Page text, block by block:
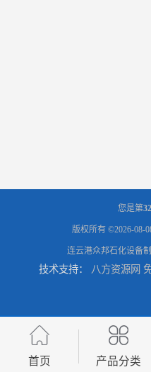
您是第
版权所有 ©2026-08-
连云港众邦石化设备
技术支持： 八方资源网
首页 产品分类